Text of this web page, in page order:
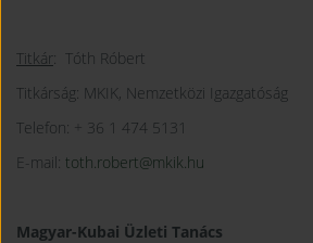
Titkár: Tóth Róbert
Titkárság: MKIK, Nemzetközi Igazgatóság
Telefon: + 36 1 474 5131
E-mail: toth.robert@mkik.hu
Magyar-Kubai Üzleti Tanács